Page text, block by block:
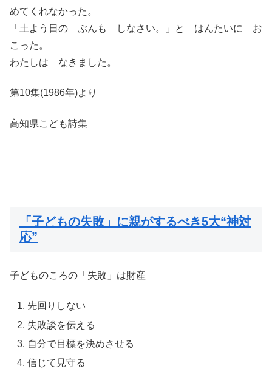
めてくれなかった。
「土よう日の ぶんも しなさい。」と はんたいに お
こった。
わたしは なきました。
第10集(1986年)より
高知県こども詩集
「子どもの失敗」に親がするべき5大“神対
応”
子どものころの「失敗」は財産
先回りしない
失敗談を伝える
自分で目標を決めさせる
信じて見守る